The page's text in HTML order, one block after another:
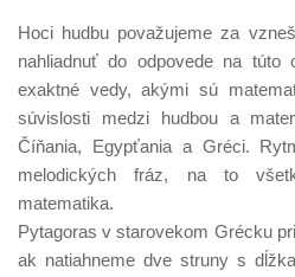
Hoci hudbu považujeme za
nahliadnuť do odpovede na túto
exaktné vedy, akými sú
súvislosti medzi hudbou a
Číňania, Egypťania a Gréci.
melodických fráz, na to
matematika.
Pytagoras v starovekom Grécku
ak natiahneme dve struny s